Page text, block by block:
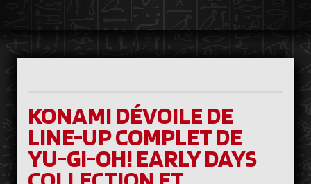
KONAMI DÉVOILE DE
LINE-UP COMPLET DE
YU-GI-OH! EARLY DAYS